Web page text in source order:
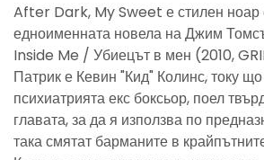
After Dark, My Sweet е стилен ноар
едноименната новела на Джим
Inside Me / Убиецът в мен (2010,
Патрик е Кевин "Кид" Колинс, току
психиатрията екс боксьор, поел
главата, за да я използва по
така смятат барманите в